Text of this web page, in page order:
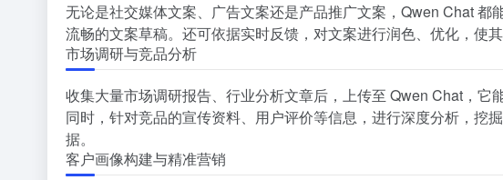
无论是社交媒体文案、广告文案还是产品推广文案，Qwen Chat
流畅的文案草稿。还可依据实时反馈，对文案进行润色、优化，使
市场调研与竞品分析
收集大量市场调研报告、行业分析文章后，上传至 Qwen Chat，它
同时，针对竞品的宣传资料、用户评价等信息，进行深度分析，挖
据。
客户画像构建与精准营销